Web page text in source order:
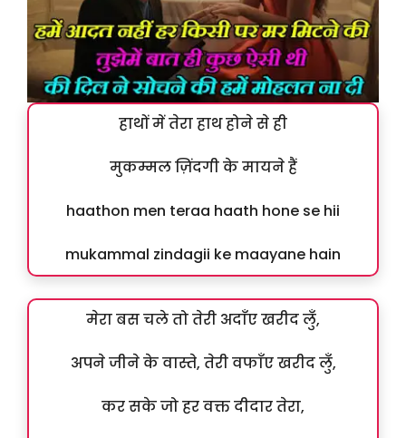
हाथों में तेरा हाथ होने से ही
मुकम्मल ज़िंदगी के मायने हैं
haathon men teraa haath hone se hii
mukammal zindagii ke maayane hain
मेरा बस चले तो तेरी अदाँए खरीद लुँ,
अपने जीने के वास्ते, तेरी वफाँए खरीद लुँ,
कर सके जो हर वक्त दीदार तेरा,